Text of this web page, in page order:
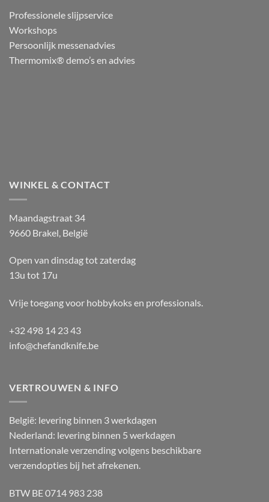
Professionele slijpservice
Workshops
Persoonlijk messenadvies
Thermomix® demo’s en advies
WINKEL & CONTACT
Maandagstraat 34
9660 Brakel, België
Open van dinsdag tot zaterdag
13u tot 17u
Vrije toegang voor hobbykoks en professionals.
+32 498 14 23 43
info@chefandknife.be
VERTROUWEN & INFO
België: levering binnen 3 werkdagen
Nederland: levering binnen 5 werkdagen
Internationale verzending volgens beschikbare
verzendopties bij het afrekenen.
BTW BE 0714 983 238